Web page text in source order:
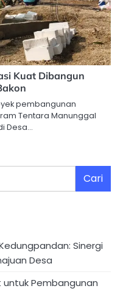
Kuat Dibangun
pembangunan
Tentara Manunggal
Desa…
Cari
Sinergi
Desa
untuk Pembangunan